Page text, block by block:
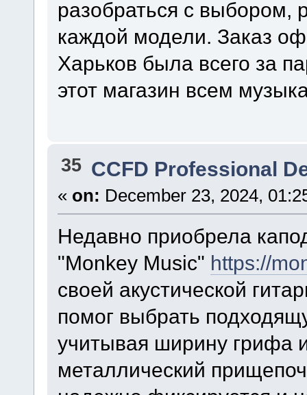
разобраться с выбором,
каждой модели. Заказ
Харьков была всего за
этот магазин всем
35 CCFD Professional
« on: December 23, 2024,
Недавно приобрела
"Monkey Music" https://
своей акустической
помог выбрать
учитывая ширину грифа
металлический